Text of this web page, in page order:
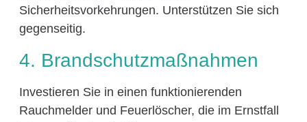
Sicherheitsvorkehrungen. Unterstützen Sie sich
gegenseitig.
4. Brandschutzmaßnahmen
Investieren Sie in einen funktionierenden
Rauchmelder und Feuerlöscher, die im Ernstfall